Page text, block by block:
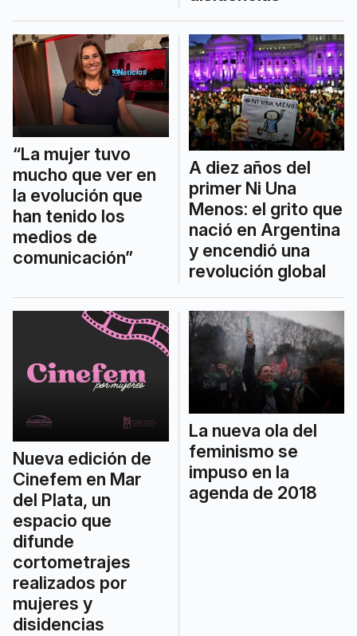
“La mujer tuvo
mucho que ver en
la evolución que
han tenido los
medios de
comunicación”
A diez años del
primer Ni Una
Menos: el grito que
nació en Argentina
y encendió una
revolución global
Nueva edición de
Cinefem en Mar
del Plata, un
espacio que
difunde
cortometrajes
realizados por
mujeres y
disidencias
La nueva ola del
feminismo se
impuso en la
agenda de 2018